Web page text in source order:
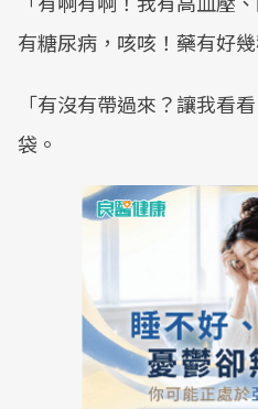
有糖尿病，咳咳！藥有好幾
「有沒有帶過來？讓我看
袋。